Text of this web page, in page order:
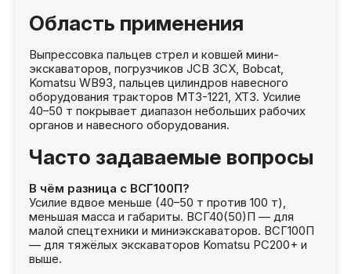
Область применения
Выпрессовка пальцев стрел и ковшей мини-
экскаваторов, погрузчиков JCB 3CX, Bobcat,
Komatsu WB93, пальцев цилиндров навесного
оборудования тракторов МТЗ-1221, ХТЗ. Усилие
40–50 т покрывает диапазон небольших рабочих
органов и навесного оборудования.
Часто задаваемые вопросы
В чём разница с ВСГ100П?
Усилие вдвое меньше (40–50 т против 100 т),
меньшая масса и габариты. ВСГ40(50)П — для
малой спецтехники и миниэкскаваторов. ВСГ100П
— для тяжёлых экскаваторов Komatsu PC200+ и
выше.